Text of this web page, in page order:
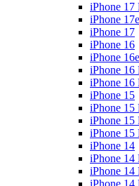
iPhone 17
iPhone 17e
iPhone 17
iPhone 16
iPhone 16e
iPhone 16
iPhone 16
iPhone 15
iPhone 15
iPhone 15
iPhone 15
iPhone 14
iPhone 14
iPhone 14
iPhone 14